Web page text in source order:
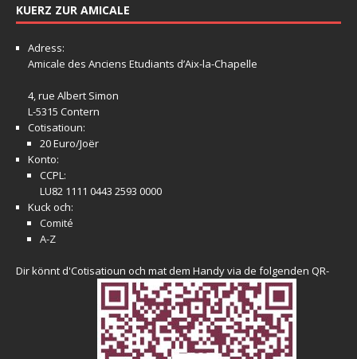
KUERZ ZUR AMICALE
Adress:
Amicale des Anciens Etudiants d’Aix-la-Chapelle
4, rue Albert Simon
L-5315 Contern
Cotisatioun:
20 Euro/Joër
Konto:
CCPL:
LU82 1111 0443 2593 0000
Kuck och:
Comité
A-Z
Dir könnt d'Cotisatioun och mat dem Handy via de folgenden QR-